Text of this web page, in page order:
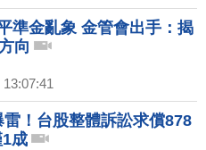
準金亂象 金管會出手：揭
向
雷！台股整體訴訟求償878
成